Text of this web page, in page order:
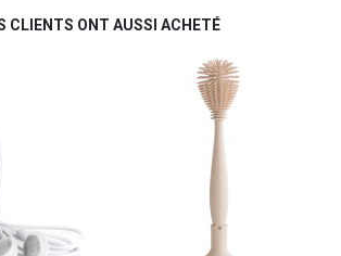
CLIENTS ONT AUSSI ACHETÉ